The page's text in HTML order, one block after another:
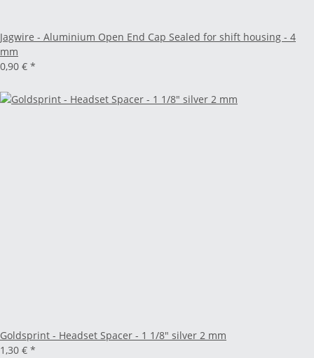
Jagwire - Aluminium Open End Cap Sealed for shift housing - 4
mm
0,90 € *
Goldsprint - Headset Spacer - 1 1/8" silver 2 mm
1,30 € *